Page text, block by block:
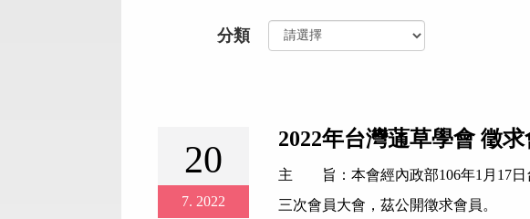
索：
分類
20
7 2022
2022年台灣蓪草學會 徵
主 旨：本會經內政部106年1月17日台
三次會員大會，茲公開徵求會員。